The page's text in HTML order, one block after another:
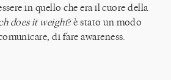
in quello che era il cuore della
does it weight? è stato un modo
di fare awareness.